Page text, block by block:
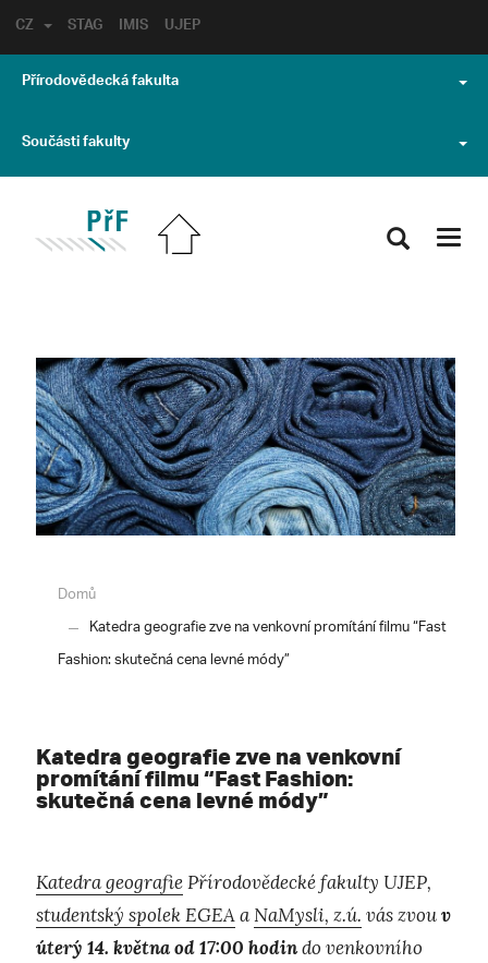
STAG IMIS UJEP
CZ
Přírodovědecká fakulta
Součásti fakulty
Domů
Katedra geografie zve na venkovní promítání filmu “Fast
Fashion: skutečná cena levné módy”
Katedra geografie zve na venkovní
promítání filmu “Fast Fashion:
skutečná cena levné módy”
Katedra geografiePřírodovědecké fakulty UJEP,
studentský spolek EGEAaNaMysli, z.ú. vás zvouv
úterý 14. května od 17:00 hodindo venkovního